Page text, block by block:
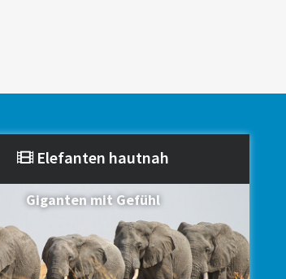
Elefanten hautnah
Giganten mit Gefühl